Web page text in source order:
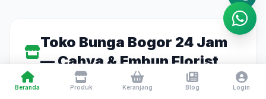
Toko Bunga Bogor 24 Jam
— Cahya & Embun Florist
Beranda Produk Keranjang Blog Login